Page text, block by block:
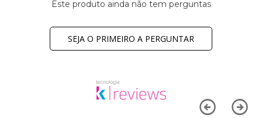
Este produto ainda não tem perguntas
SEJA O PRIMEIRO A PERGUNTAR